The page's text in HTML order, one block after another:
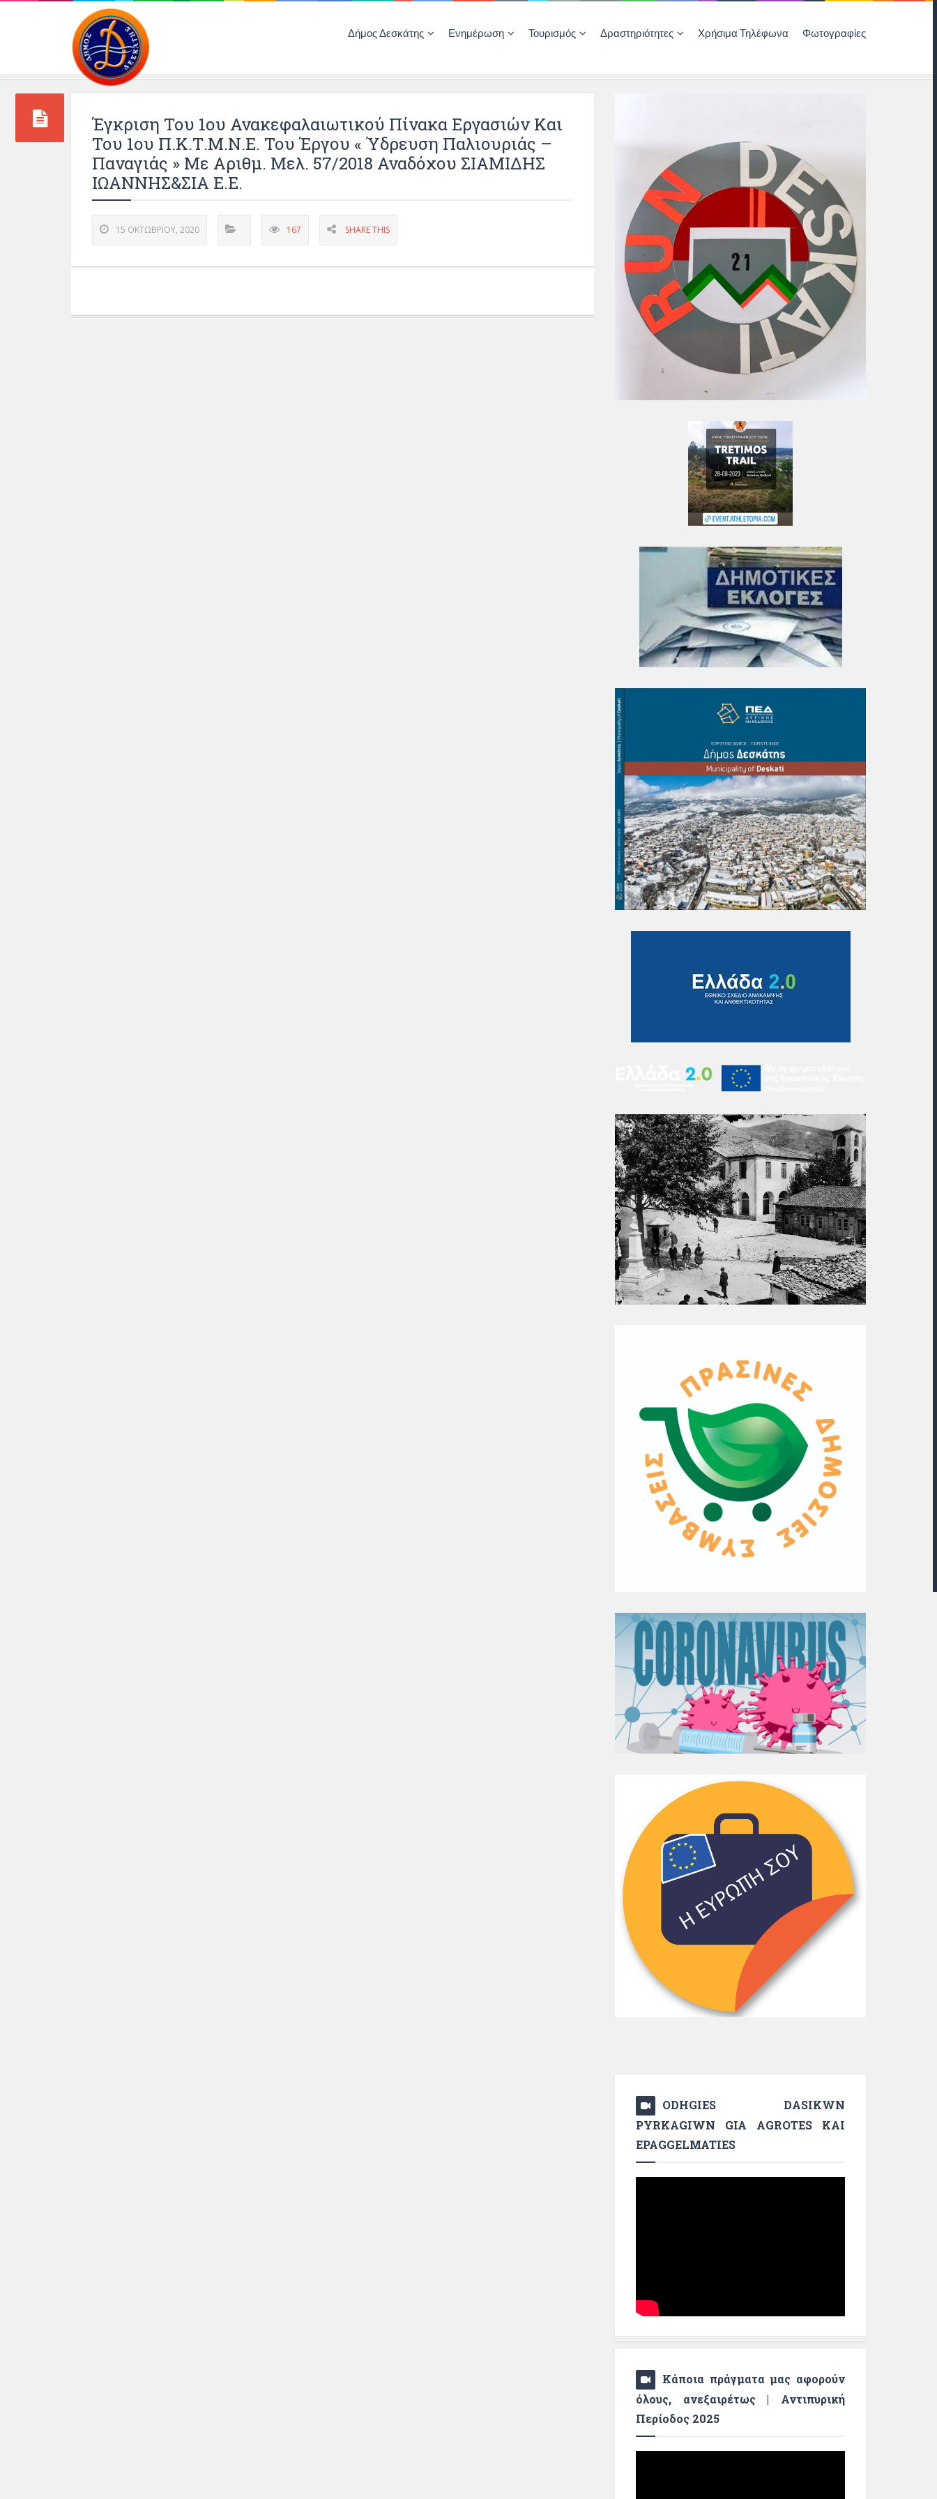
Δήμος Δεσκάτης Ενημέρωση Τουρισμός Δραστηριότητες Χρήσιμα Τηλέφωνα Φωτογραφίες
Έγκριση Του 1ου Ανακεφαλαιωτικού Πίνακα Εργασιών Και
Του 1ου Π.Κ.Τ.Μ.Ν.Ε. Του Έργου « Ύδρευση Παλιουριάς –
Παναγιάς » Με Αριθμ. Μελ. 57/2018 Αναδόχου ΣΙΑΜΙΔΗΣ
ΙΩΑΝΝΗΣ&ΣΙΑ Ε.Ε.
15 ΟΚΤΩΒΡΊΟΥ, 2020 167 SHARE THIS
ODHGIES DASIKWN
PYRKAGIWN GIA AGROTES KAI
EPAGGELMATIES
Κάποια πράγματα μας αφορούν
όλους, ανεξαιρέτως | Αντιπυρική
Περίοδος 2025